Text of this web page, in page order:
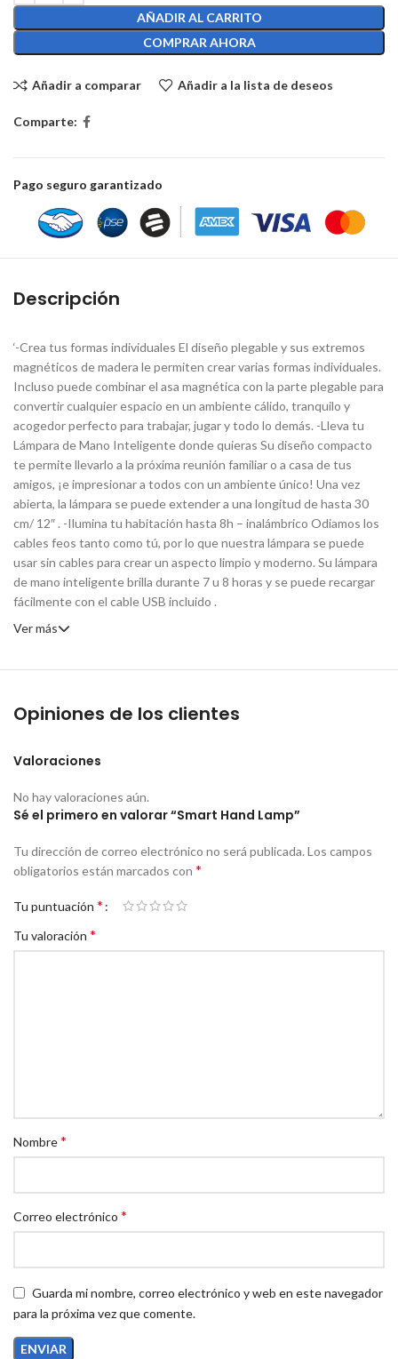
AÑADIR AL CARRITO
COMPRAR AHORA
Añadir a comparar Añadir a la lista de deseos
Comparte:
Pago seguro garantizado
Descripción
‘-Crea tus formas individuales El diseño plegable y sus extremos
magnéticos de madera le permiten crear varias formas individuales.
Incluso puede combinar el asa magnética con la parte plegable para
convertir cualquier espacio en un ambiente cálido, tranquilo y
acogedor perfecto para trabajar, jugar y todo lo demás. -Lleva tu
Lámpara de Mano Inteligente donde quieras Su diseño compacto
te permite llevarlo a la próxima reunión familiar o a casa de tus
amigos, ¡e impresionar a todos con un ambiente único! Una vez
abierta, la lámpara se puede extender a una longitud de hasta 30
cm/ 12″ . -Ilumina tu habitación hasta 8h – inalámbrico Odiamos los
cables feos tanto como tú, por lo que nuestra lámpara se puede
usar sin cables para crear un aspecto limpio y moderno. Su lámpara
de mano inteligente brilla durante 7 u 8 horas y se puede recargar
fácilmente con el cable USB incluido .
Ver más
Opiniones de los clientes
Valoraciones
No hay valoraciones aún.
Sé el primero en valorar “Smart Hand Lamp”
Tu dirección de correo electrónico no será publicada.Los campos
obligatorios están marcados con *
Tu puntuación *
Tu valoración *
Nombre*
Correo electrónico *
Guarda mi nombre, correo electrónico y web en este navegador
para la próxima vez que comente.